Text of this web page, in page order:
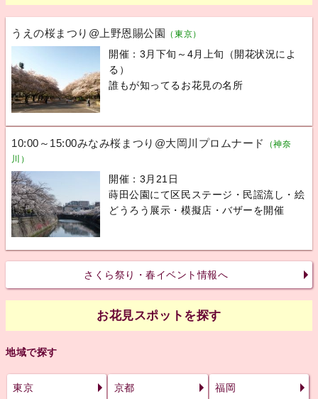
うえの桜まつり@上野恩賜公園 （東京）
開催：3月下旬～4月上旬（開花状況によ
る）
誰もが知ってるお花見の名所
10:00～15:00みなみ桜まつり@大岡川プロムナード
（神奈
川）
開催：3月21日
蒔田公園にて区民ステージ・民謡流し・絵
どうろう展示・模擬店・バザーを開催
さくら祭り・春イベント情報へ
お花見スポットを探す
地域で探す
東京 京都 福岡